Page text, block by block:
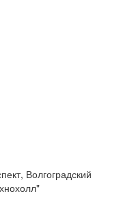
Волгоградский